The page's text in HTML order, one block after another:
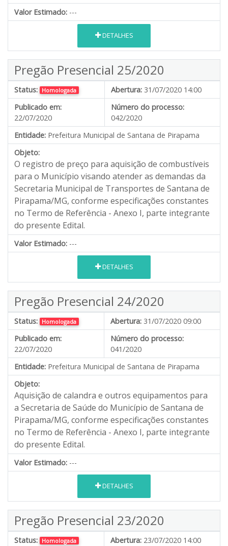
Valor Estimado: ---
DETALHES
Pregão Presencial 25/2020
Status: Homologada Abertura: 31/07/2020 14:00
Publicado em:
22/07/2020
Número do processo:
042/2020
Entidade: Prefeitura Municipal de Santana de Pirapama
Objeto:
O registro de preço para aquisição de combustíveis
para o Município visando atender as demandas da
Secretaria Municipal de Transportes de Santana de
Pirapama/MG, conforme especificações constantes
no Termo de Referência - Anexo I, parte integrante
do presente Edital.
Valor Estimado: ---
DETALHES
Pregão Presencial 24/2020
Status: Homologada Abertura: 31/07/2020 09:00
Publicado em:
22/07/2020
Número do processo:
041/2020
Entidade: Prefeitura Municipal de Santana de Pirapama
Objeto:
Aquisição de calandra e outros equipamentos para
a Secretaria de Saúde do Município de Santana de
Pirapama/MG, conforme especificações constantes
no Termo de Referência - Anexo I, parte integrante
do presente Edital.
Valor Estimado: ---
DETALHES
Pregão Presencial 23/2020
Status: Homologada Abertura: 23/07/2020 14:00